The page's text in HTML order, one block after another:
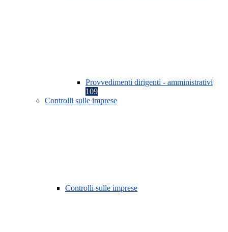
Provvedimenti dirigenti - amministrativi
109
Controlli sulle imprese
Controlli sulle imprese